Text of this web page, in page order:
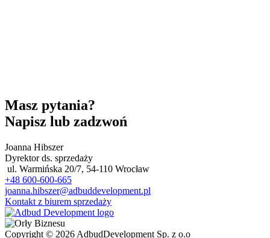
Masz pytania?
Napisz lub zadzwoń
Joanna Hibszer
Dyrektor ds. sprzedaży
ul. Warmińska 20/7, 54-110 Wrocław
+48 600-600-665
joanna.hibszer@adbuddevelopment.pl
Kontakt z biurem sprzedaży
Copyright © 2026 AdbudDevelopment Sp. z o.o